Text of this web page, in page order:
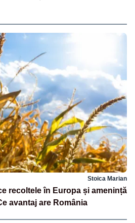
Stoica Marian
recoltele în Europa și amenință
avantaj are România